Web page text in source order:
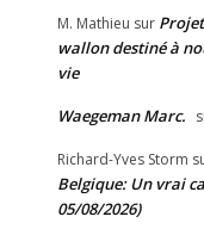
M. Mathieu sur
wallon destiné à
vie
Waegeman Marc.
Richard-Yves Storm
Belgique: Un vrai
05/08/2026)